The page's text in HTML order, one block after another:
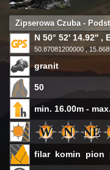
Zipserowa Czuba -
N 50° 52' 14.92'' ,
50.87081200000 ,
granit
50
min. 16.00m -
filar komin pion